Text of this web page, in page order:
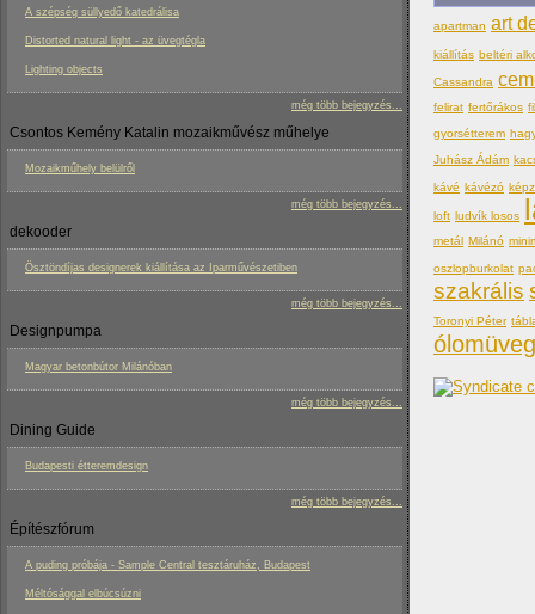
A szépség süllyedő katedrálisa
Distorted natural light - az üvegtégla
Lighting objects
még több bejegyzés...
Csontos Kemény Katalin mozaikművész műhelye
Mozaikműhely belülről
még több bejegyzés...
dekooder
Ösztöndíjas designerek kiállítása az Iparművészetiben
még több bejegyzés...
Designpumpa
Magyar betonbútor Milánóban
még több bejegyzés...
Dining Guide
Budapesti étteremdesign
még több bejegyzés...
Építészfórum
A puding próbája - Sample Central tesztáruház, Budapest
Méltósággal elbúcsúzni
apartman art
kiállítás beltéri
Cassandra
felirat fertőrákos
gyorsétterem
Juhász Ádám
kávé kávézó
loft ludvík losos
metál Milánó
oszlopburkolat
szakrális
Toronyi Péter
ólomüveg